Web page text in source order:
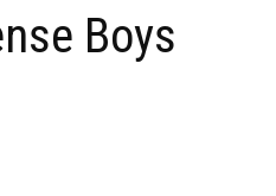
Boys